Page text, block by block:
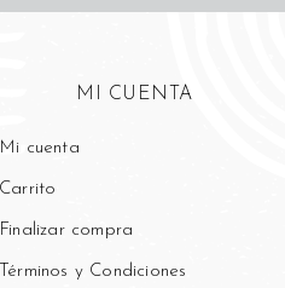
MI CUENTA
Mi cuenta
Carrito
Finalizar compra
Términos y Condiciones